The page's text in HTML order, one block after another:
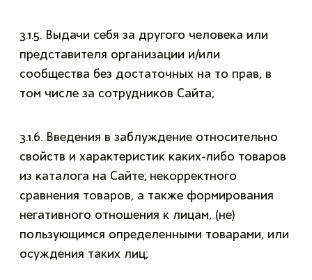
3.1.5. Выдачи себя за другого человека или
представителя организации и/или
сообщества без достаточных на то прав, в
том числе за сотрудников Сайта;
3.1.6. Введения в заблуждение относительно
свойств и характеристик каких-либо товаров
из каталога на Сайте; некорректного
сравнения товаров, а также формирования
негативного отношения к лицам, (не)
пользующимся определенными товарами, или
осуждения таких лиц;